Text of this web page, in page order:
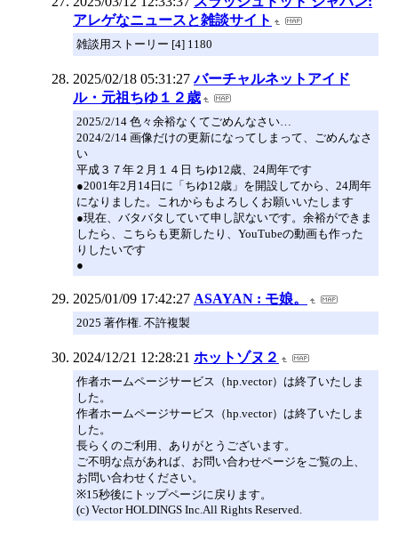
アレゲなニュースと雑談サイト
雑談用ストーリー [4] 1180
2025/02/18 05:31:27 バーチャルネットアイド
ル・元祖ちゆ１２歳
2025/2/14 色々余裕なくてごめんなさい…
2024/2/14 画像だけの更新になってしまって、ごめんなさ
い
平成３７年２月１４日 ちゆ12歳、24周年です
●2001年2月14日に「ちゆ12歳」を開設してから、24周年
になりました。これからもよろしくお願いいたします
●現在、バタバタしていて申し訳ないです。余裕ができま
したら、こちらも更新したり、YouTubeの動画も作った
りしたいです
●
2025/01/09 17:42:27 ASAYAN : モ娘。
2025 著作権. 不許複製
2024/12/21 12:28:21 ホットゾヌ２
作者ホームページサービス（hp.vector）は終了いたしま
した。
作者ホームページサービス（hp.vector）は終了いたしま
した。
長らくのご利用、ありがとうございます。
ご不明な点があれば、お問い合わせページをご覧の上、
お問い合わせください。
※15秒後にトップページに戻ります。
(c) Vector HOLDINGS Inc.All Rights Reserved.